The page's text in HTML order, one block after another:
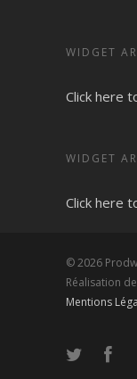
WIDGET
Click here
WIDGET
Click here
© 2026
Réalisation
Mentions